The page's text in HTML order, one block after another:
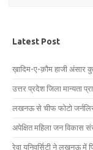
Latest Post
ख़ादिम-ए-क़ौम हाजी अंसार
उत्तर प्रदेश जिला मान्यता
लखनऊ से चीफ फोटो
अपेक्षित महिला जन विकास
रेवा यूनिवर्सिटी ने लखनऊ में